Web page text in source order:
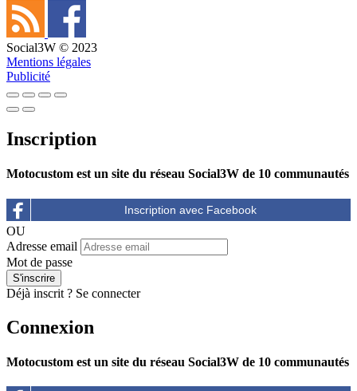
Social3W © 2023
Mentions légales
Publicité
Inscription
Motocustom est un site du réseau Social3W de 10 communautés
OU
Adresse email
Mot de passe
Déjà inscrit ? Se connecter
Connexion
Motocustom est un site du réseau Social3W de 10 communautés